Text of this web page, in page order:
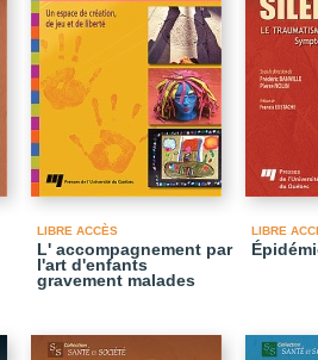
LIBRE ACCÈS
L' accompagnement par
l'art d'enfants
gravement malades
LIBRE